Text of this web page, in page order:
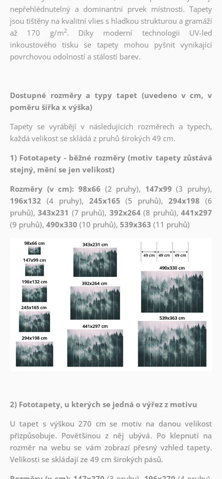
nepřehlédnutelný a dominantní prvek místnosti. Tapety
jsou tištěny na kvalitní vlies s hladkou strukturou a gramáží
až 170 g/m2. Díky moderní technologii UV-led
inkoustového tisku se tapety mohou pyšnit vynikající
povrchovou odolností a stálostí barev.
Dostupné rozměry a typy tapet (uvedeno v cm, v
poměru šířka x výška)
Tapety se vyrábějí v následujících rozměrech a typech,
každá velikost se skládá z pruhů širokých 49 cm.
1) Fototapety - běžné rozměry (motiv tapety zůstává
stejný, mění se jen velikost)
Rozměry (v cm): 98x66 (2 pruhy), 147x99 (3 pruhy),
196x132 (4 pruhy), 245x165 (5 pruhů),294x198 (6
pruhů),343x231 (7 pruhů), 392x264(8 pruhů),441x297
(9 pruhů), 490x330 (10 pruhů), 539x363 (11 pruhů)
2) Fototapety, u kterých se jedná o výřez z motivu
U tapet s výškou 270 cm se motiv na danou velikost
přizpůsobuje. Povětšinou z něj ubývá. Po klepnutí na
rozměr na webu se vám zobrazí přesný vzhled tapety.
Velikosti se skládají ze 49 cm širokých pásů.